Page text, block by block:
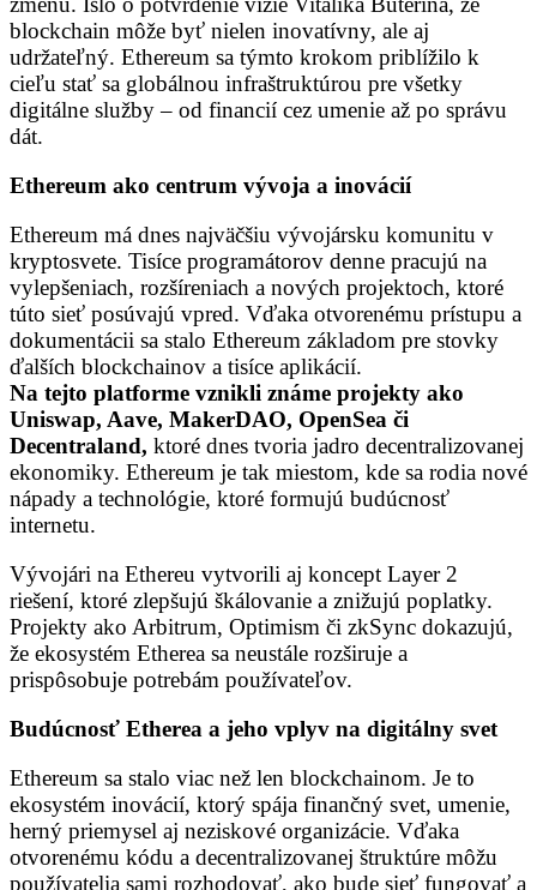
blockchain môže byť nielen inovatívny, ale aj
udržateľný. Ethereum sa týmto krokom priblížilo k
cieľu stať sa globálnou infraštruktúrou pre všetky
digitálne služby – od financií cez umenie až po správu
dát.
Ethereum ako centrum vývoja a inovácií
Ethereum má dnes najväčšiu vývojársku komunitu v
kryptosvete. Tisíce programátorov denne pracujú na
vylepšeniach, rozšíreniach a nových projektoch, ktoré
túto sieť posúvajú vpred. Vďaka otvorenému prístupu a
dokumentácii sa stalo Ethereum základom pre stovky
ďalších blockchainov a tisíce aplikácií.
Na tejto platforme vznikli známe projekty ako
Uniswap, Aave, MakerDAO, OpenSea či
Decentraland, ktoré dnes tvoria jadro decentralizovanej
ekonomiky. Ethereum je tak miestom, kde sa rodia nové
nápady a technológie, ktoré formujú budúcnosť
internetu.
Vývojári na Ethereu vytvorili aj koncept Layer 2
riešení, ktoré zlepšujú škálovanie a znižujú poplatky.
Projekty ako Arbitrum, Optimism či zkSync dokazujú,
že ekosystém Etherea sa neustále rozširuje a
prispôsobuje potrebám používateľov.
Budúcnosť Etherea a jeho vplyv na digitálny svet
Ethereum sa stalo viac než len blockchainom. Je to
ekosystém inovácií, ktorý spája finančný svet, umenie,
herný priemysel aj neziskové organizácie. Vďaka
otvorenému kódu a decentralizovanej štruktúre môžu
používatelia sami rozhodovať, ako bude sieť fungovať a